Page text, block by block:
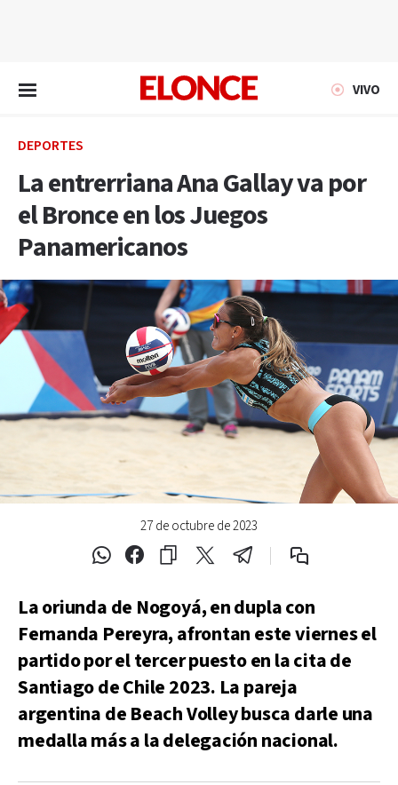
VIVO
DEPORTES
La entrerriana Ana Gallay va por
el Bronce en los Juegos
Panamericanos
27 de octubre de 2023
La oriunda de Nogoyá, en dupla con
Fernanda Pereyra, afrontan este viernes el
partido por el tercer puesto en la cita de
Santiago de Chile 2023. La pareja
argentina de Beach Volley busca darle una
medalla más a la delegación nacional.